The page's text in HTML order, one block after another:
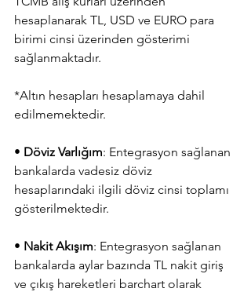
hesaplanarak TL, USD ve EURO para
birimi cinsi üzerinden gösterimi
sağlanmaktadır.
*Altın hesapları hesaplamaya dahil
edilmemektedir.
• Döviz Varlığım: Entegrasyon sağlanan
bankalarda vadesiz döviz
hesaplarındaki ilgili döviz cinsi toplamı
gösterilmektedir.
• Nakit Akışım: Entegrasyon sağlanan
bankalarda aylar bazında TL nakit giriş
ve çıkış hareketleri barchart olarak